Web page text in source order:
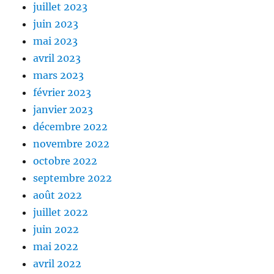
juillet 2023
juin 2023
mai 2023
avril 2023
mars 2023
février 2023
janvier 2023
décembre 2022
novembre 2022
octobre 2022
septembre 2022
août 2022
juillet 2022
juin 2022
mai 2022
avril 2022